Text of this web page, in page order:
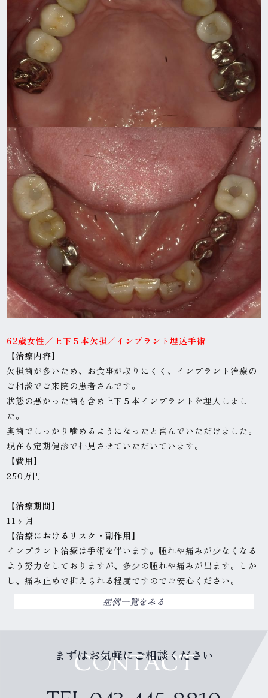
62歳女性／上下５本欠損／インプラント埋込手術
【治療内容】
欠損歯が多いため、お食事が取りにくく、インプラント治療の
ご相談でご来院の患者さんです。
状態の悪かった歯も含め上下５本インプラントを埋入しまし
た。
奥歯でしっかり噛めるようになったと喜んでいただけました。
現在も定期健診で拝見させていただいています。
【費用】
250万円
【治療期間】
11ヶ月
【治療におけるリスク・副作用】
インプラント治療は手術を伴います。腫れや痛みが少なくなる
よう努力をしておりますが、多少の腫れや痛みが出ます。しか
し、痛み止めで抑えられる程度ですのでご安心ください。
症例一覧をみる
CONTACT
まずはお気軽にご相談ください